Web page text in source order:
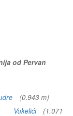
od Pervan
(0.943 m)
Vukelići
(1.071